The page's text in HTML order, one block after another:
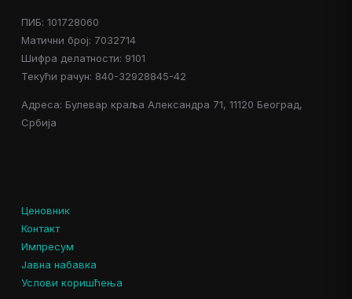
ПИБ: 101728060
Матични број: 7032714
Шифра делатности: 9101
Текући рачун: 840-32928845-42
Адреса: Булевар краља Александра 71, 11120 Београд,
Србија
Ценовник
Контакт
Импресум
Јавна набавка
Услови коришћења